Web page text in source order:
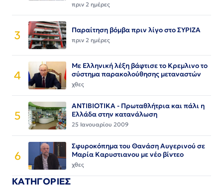
πριν 2 ημέρες
3 Παραίτηση βόμβα πριν λίγο στο ΣΥΡΙΖΑ
πριν 2 ημέρες
4
Με Ελληνική λέξη βάφτισε το Κρεμλινο το
σύστημα παρακολούθησης μεταναστών
χθες
5
ΑΝΤΙΒΙΟΤΙΚΑ - Πρωταθλήτρια και πάλι η
Ελλάδα στην κατανάλωση
25 Ιανουαρίου 2009
6
Σφυροκόπημα του Θανάση Αυγερινού σε
Μαρία Καρυστιανου με νέο βίντεο
χθες
ΚΑΤΗΓΟΡΙΕΣ